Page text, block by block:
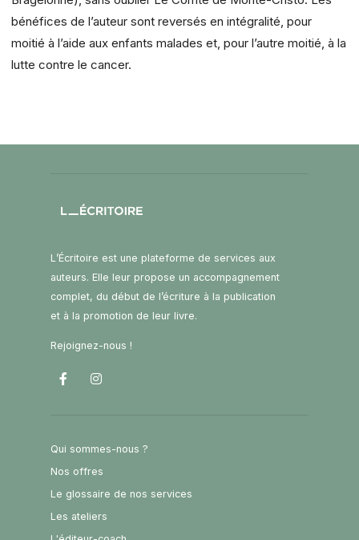
bénéfices de l’auteur sont reversés en intégralité, pour
moitié à l’aide aux enfants malades et, pour l’autre moitié, à la
lutte contre le cancer.
L’Écritoire est une plateforme de services aux
auteurs. Elle leur propose un accompagnement
complet, du début de l’écriture à la publication
et à la promotion de leur livre.
Rejoignez-nous !
Qui sommes-nous ?
Nos offres
Le glossaire de nos services
Les ateliers